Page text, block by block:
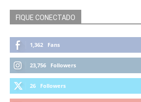
FIQUE CONECTADO
1,362 Fans
23,756 Followers
26 Followers